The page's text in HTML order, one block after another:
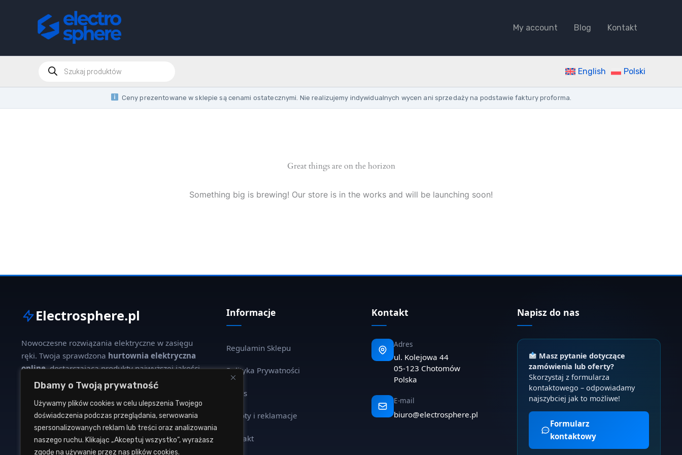
Dbamy o Twoją prywatność
Używamy plików cookies w celu ulepszenia Twojego
doświadczenia podczas przeglądania, serwowania
spersonalizowanych reklam lub treści oraz analizowania
naszego ruchu. Klikając „Akceptuj wszystko”, wyrażasz
zgodę na używanie przez nas plików cookies.
My account Blog Kontakt
Products
search
English Polski
Ceny prezentowane w sklepie są cenami ostatecznymi. Nie realizujemy indywidualnych wycen ani sprzedaży na podstawie faktury proforma.
Great things are on the horizon
Something big is brewing! Our store is in the works and will be launching soon!
Electrosphere.pl
Nowoczesne rozwiązania elektryczne w zasięgu
ręki. Twoja sprawdzona hurtownia elektryczna
online, dostarczająca produkty najwyższej jakości
dla profesjonalistów i klientów indywidualnych.
W naszej ofercie znajdziesz szeroki wybór kabli,
oświetlenia, aparatury modułowej oraz osprzętu
instalacyjnego od renomowanych producentów.
Informacje
Regulamin Sklepu
Polityka Prywatności
O nas
Zwroty i reklamacje
Kontakt
Kontakt
Adres
ul. Kolejowa 44
05-123 Chotomów
Polska
E-mail
biuro@electrosphere.pl
Napisz do nas
Masz pytanie dotyczące
zamówienia lub oferty?
Skorzystaj z formularza
kontaktowego – odpowiadamy
najszybciej jak to możliwe!
Formularz
kontaktowy
CABLE
NETWORKED
2
quantity